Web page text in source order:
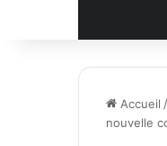
Accueil /
nouvelle